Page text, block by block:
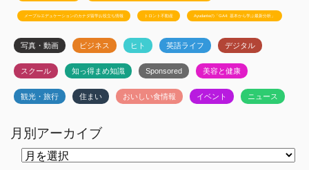
メープルエデュケーションのカナダ留学お役立ち情報 トロント不動産 Ayudanteの「GA4: 基本から学ぶ最新分析」
写真・動画 ビジネス ヒト 英語ライフ デジタル
スクール 知っ得まめ知識 Sponsored 美容と健康
観光・旅行 住まい おいしい食情報 イベント ニュース
月別アーカイブ